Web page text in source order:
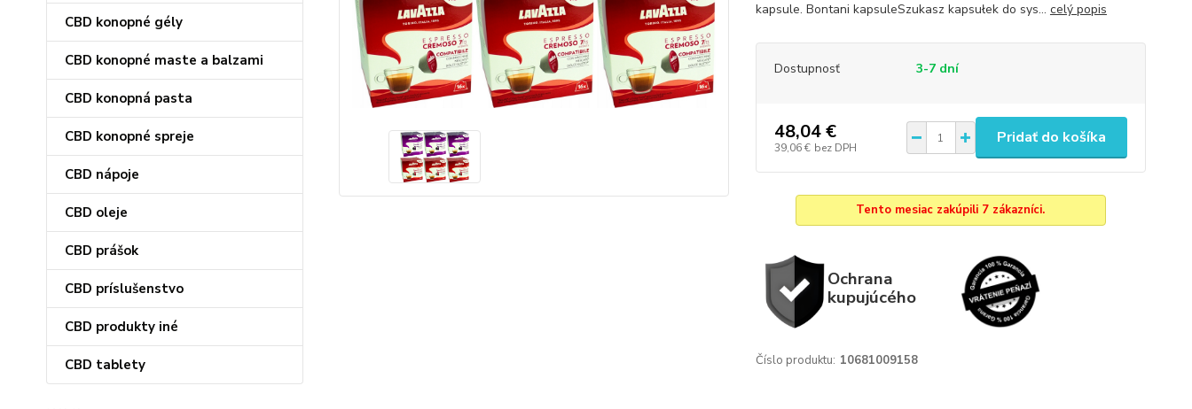
CBD konopné gély
CBD konopné maste a balzami
CBD konopná pasta
CBD konopné spreje
CBD nápoje
CBD oleje
CBD prášok
CBD príslušenstvo
CBD produkty iné
CBD tablety
kapsule. Bontani kapsuleSzukasz kapsułek do sys... celý popis
Dostupnosť 3-7 dní
48,04 €
39,06 € bez DPH
Pridať do košíka
Tento mesiac zakúpili 7 zákazníci.
Ochrana
kupujúcého
Číslo produktu: 10681009158